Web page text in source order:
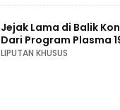
Jejak Lama di Balik
Dari Program Plasma
LIPUTAN KHUSUS